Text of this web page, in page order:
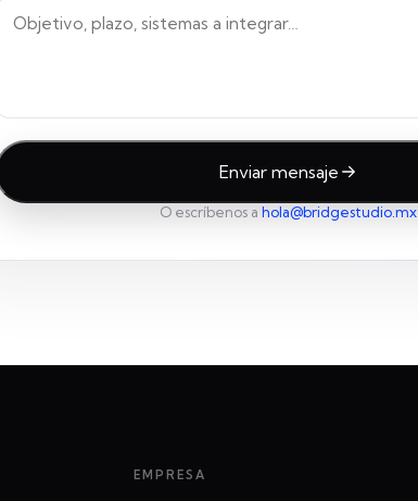
Enviar mensaje
O escríbenos ahola@bridgestudio.mx
EMPRESA